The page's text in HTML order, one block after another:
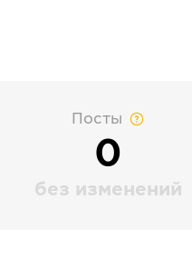
Посты
0
без изменений